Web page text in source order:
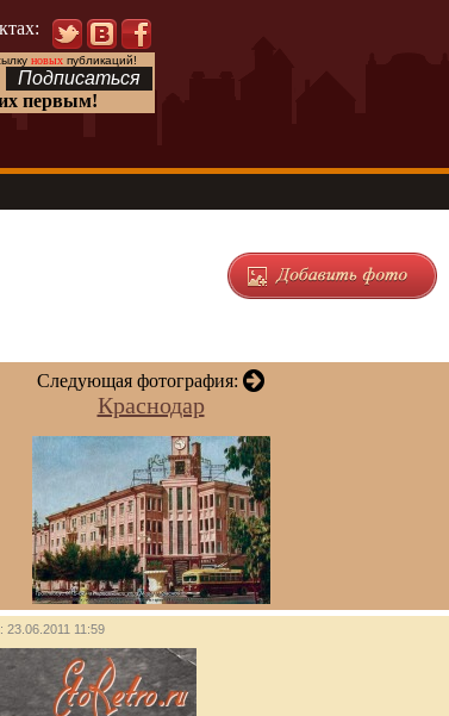
новыхпубликаций!
первым!
Следующая фотография:
Краснодар
23.06.2011 11:59